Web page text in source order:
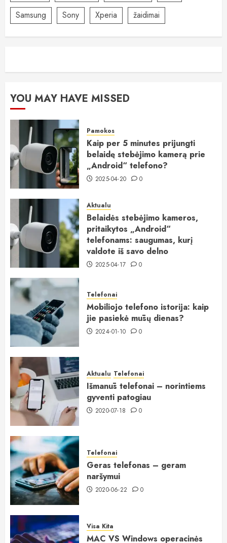
Samsung
Sony Xperia žaidimai
YOU MAY HAVE MISSED
Pamokos
Kaip per 5 minutes prijungti
belaidę stebėjimo kamerą prie
„Android“ telefono?
2025-04-20 0
Aktualu
Belaidės stebėjimo kameros,
pritaikytos „Android“
telefonams: saugumas, kurį
valdote iš savo delno
2025-04-17 0
Telefonai
Mobiliojo telefono istorija: kaip
jie pasiekė mūsų dienas?
2024-01-10 0
Aktualu Telefonai
Išmanūs telefonai – norintiems
gyventi patogiau
2020-07-18 0
Telefonai
Geras telefonas – geram
naršymui
2020-06-22 0
Visa Kita
MAC VS Windows operacinės